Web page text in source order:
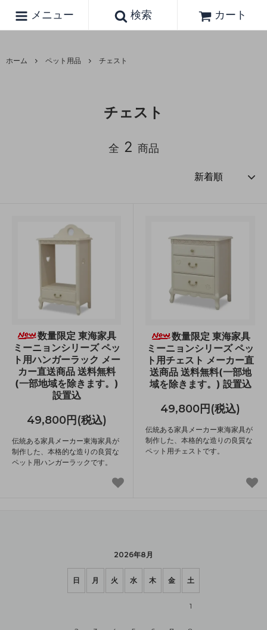
メニュー 検索 カート
ホーム ペット用品 チェスト
チェスト
全 2 商品
数量限定 東海家具
ミーニョンシリーズ ペッ
ト用ハンガーラック メー
カー直送商品 送料無料
(一部地域を除きます。)
設置込
49,800円(税込)
伝統ある家具メーカー東海家具が
制作した、本格的な造りの良質な
ペット用ハンガーラックです。
数量限定 東海家具
ミーニョンシリーズ ペッ
ト用チェスト メーカー直
送商品 送料無料(一部地
域を除きます。) 設置込
49,800円(税込)
伝統ある家具メーカー東海家具が
制作した、本格的な造りの良質な
ペット用チェストです。
2026年8月
日 月 火 水 木 金 土
1